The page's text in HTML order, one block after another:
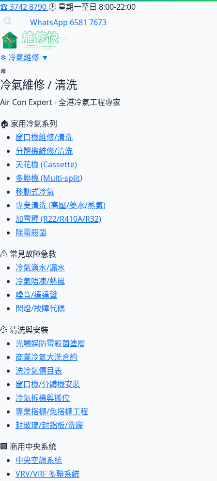
☎3742 8790 🕑 星期一至日 8:00-22:00
WhatsApp 6581 7673
維修快
❄ 冷氣維修 ▼
❄
冷氣維修 / 清洗
Air Con Expert - 全港冷氣工程專家
🏠 家用冷氣系列
窗口機維修/清洗
分體機維修/清洗
天花機 (Cassette)
多聯機 (Multi-split)
移動式冷氣
專業清洗 (高壓/藥水/蒸氣)
加雪種 (R22/R410A/R32)
除霉殺菌
⚠ 常見故障急救
冷氣滴水/漏水
冷氣唔凍/熱風
噪音/達達聲
閃燈/故障代碼
💦 清洗與安裝
光觸媒防霉殺菌塗層
商業冷氣大洗合約
洗冷氣價目表
窗口機/分體機安裝
冷氣拆機與搬位
專業搭棚/免搭棚工程
封玻璃/封鋁板/洗窿
🏢 商用中央系統
中央空調系統
VRV/VRF 多聯系統